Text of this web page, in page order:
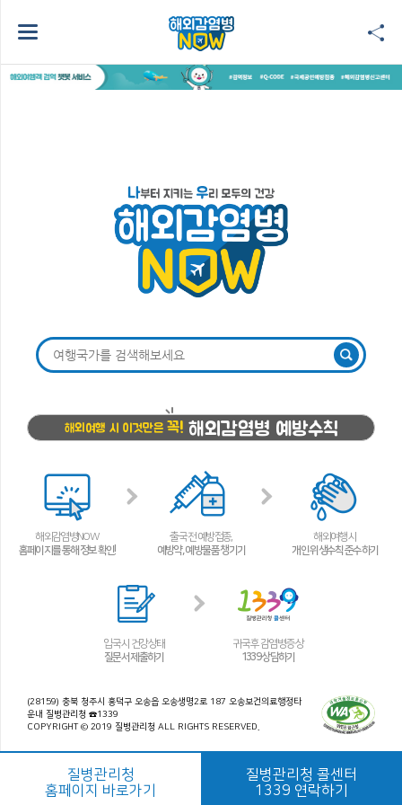
해외여행 시 이것만은 꼭! 해외감염병 예방수칙
해외감염병NOW
홈페이지를 통해 정보 확인!
출국 전 예방접종,
예방약, 예방물품 챙기기
해외여행 시
개인 위생수칙 준수하기
입국 시 건강상태
질문서 제출하기
귀국 후 감염병 증상
1339 상담하기
(28159) 충북 청주시 흥덕구 오송읍 오송생명2로 187 오송보건의료행정타
운내 질병관리청 ☎1339
COPYRIGHT © 2019 질병관리청 ALL RIGHTS RESERVED.
질병관리청
홈페이지 바로가기
질병관리청 콜센터
1339 연락하기